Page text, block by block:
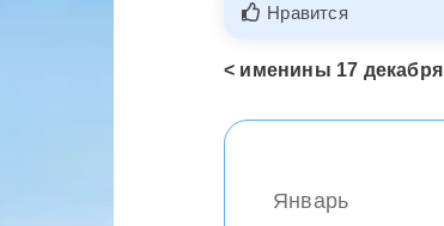
Нравится
< именины 17 декабря
Январь